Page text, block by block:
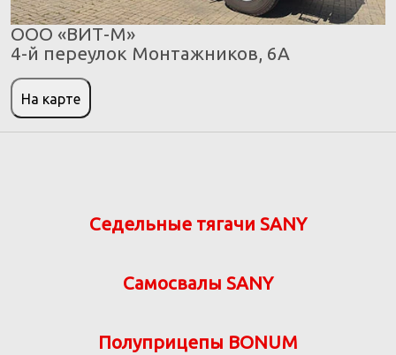
ООО «ВИТ-М»
4-й переулок Монтажников, 6А
На карте
Седельные тягачи SANY
Самосвалы SANY
Полуприцепы BONUM